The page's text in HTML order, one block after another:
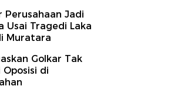
Perusahaan Jadi
Usai Tragedi Laka
Muratara
Golkar Tak
di